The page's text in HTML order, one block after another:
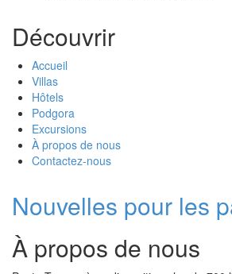
Découvrir
Accueil
Villas
Hôtels
Podgora
Excursions
À propos de nous
Contactez-nous
Nouvelles pour les
À propos de nous